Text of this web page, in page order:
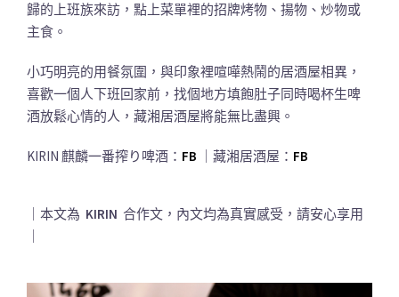
歸的上班族來訪，點上菜單裡的招牌烤物、揚物、炒物或
主食。
小巧明亮的用餐氛圍，與印象裡喧嘩熱鬧的居酒屋相異，
喜歡一個人下班回家前，找個地方填飽肚子同時喝杯生啤
酒放鬆心情的人，藏湘居酒屋將能無比盡興。
KIRIN 麒麟一番搾り啤酒： FB ｜藏湘居酒屋： FB
｜本文為 KIRIN 合作文，內文均為真實感受，請安心享用